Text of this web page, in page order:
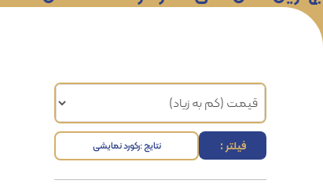
فیلتر : نتایج :رکورد نمایشی